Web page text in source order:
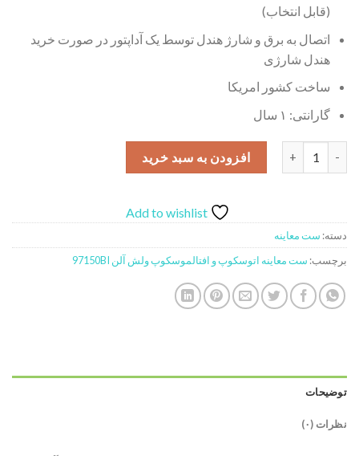
(قابل انتخاب)
اتصال به برق و شارژ هندل توسط یک آداپتور در صورت خرید
هندل شارژی
ساخت کشور امریکا
گارانتی: ۱ سال
ست معاینه اتوسکوپ و افتالموسکوپ ولش آلن مدل 97150BI عدد
افزودن به سبد خرید
Add to wishlist
دسته: ست معاینه
برچسب: ست معاینه اتوسکوپ و افتالموسکوپ ولش آلن 97150BI
توضیحات
نظرات (۰)